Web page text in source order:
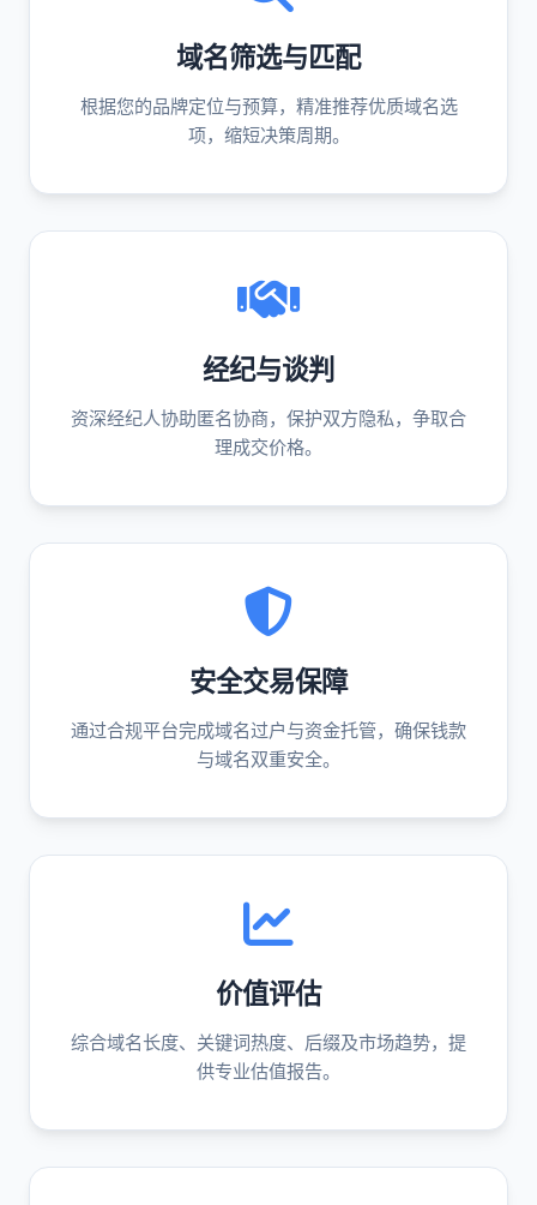
域名筛选与匹配
根据您的品牌定位与预算，精准推荐优质域名选
项，缩短决策周期。
经纪与谈判
资深经纪人协助匿名协商，保护双方隐私，争取合
理成交价格。
安全交易保障
通过合规平台完成域名过户与资金托管，确保钱款
与域名双重安全。
价值评估
综合域名长度、关键词热度、后缀及市场趋势，提
供专业估值报告。